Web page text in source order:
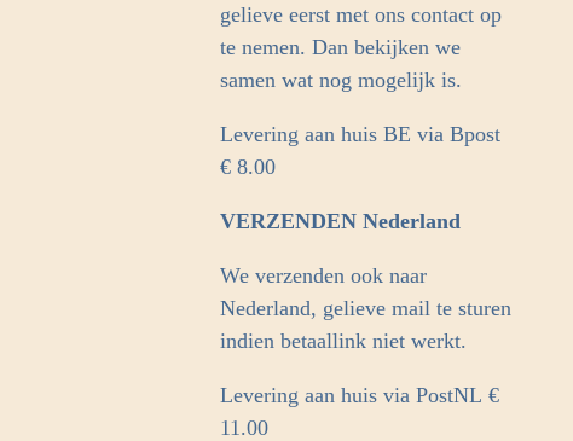
gelieve eerst met ons contact op
te nemen. Dan bekijken we
samen wat nog mogelijk is.
Levering aan huis BE via Bpost
€ 8.00
VERZENDEN Nederland
We verzenden ook naar
Nederland, gelieve mail te sturen
indien betaallink niet werkt.
Levering aan huis via PostNL €
11.00